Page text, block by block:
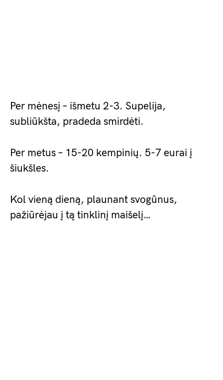
Per mėnesį – išmetu 2-3. Supelija,
subliūkšta, pradeda smirdėti.
Per metus – 15-20 kempinių. 5-7 eurai į
šiukšles.
Kol vieną dieną, plaunant svogūnus,
pažiūrėjau į tą tinklinį maišelį…